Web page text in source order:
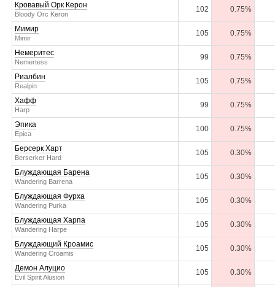
Кровавый Орк Керон
Bloody Orc Keron
102 0.75%
Мимир
Mimir
105 0.75%
Немеритес
Nemertess
99 0.75%
Риалбин
Realpin
105 0.75%
Хафф
Harp
99 0.75%
Эпика
Epica
100 0.75%
Берсерк Харт
Berserker Hard
105 0.30%
Блуждающая Барена
Wandering Barrena
105 0.30%
Блуждающая Фурха
Wandering Purka
105 0.30%
Блуждающая Харпа
Wandering Harpe
105 0.30%
Блуждающий Кроамис
Wandering Croamis
105 0.30%
Демон Алуцио
Evil Spirit Alusion
105 0.30%